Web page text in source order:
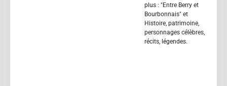
plus : "Entre Berry et
Bourbonnais" et
Histoire, patrimoine,
personnages célèbres,
récits, légendes.